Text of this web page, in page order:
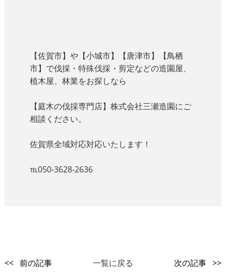
【佐賀市】や【小城市】【唐津市】【鳥栖
市】で伐採・特殊伐採・剪定などの造園屋、
植木屋、林業をお探しなら
【庭木の伐採専門店】株式会社三瀬造園にご
相談ください。
佐賀県全域対応対応いたします！
℡050-3628-2636
<< 前の記事 一覧に戻る 次の記事 >>